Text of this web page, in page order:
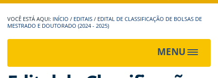
INÍCIO / EDITAIS / EDITAL DE CLASSIFICAÇÃO DE BOLSAS DE
MESTRADO E DOUTORADO (2024 - 2025)
MENU
Toggle